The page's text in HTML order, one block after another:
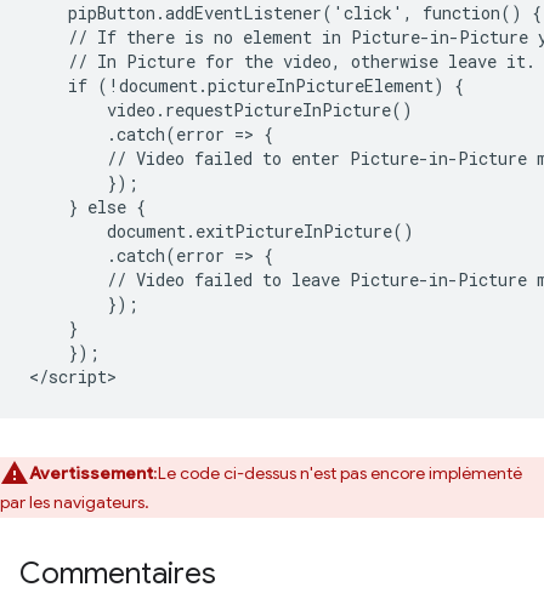
    pipButton.addEventListener('click', function() {
// If there is no element in Picture-in-Picture
    // In Picture for the video, otherwise leave it.
    if (!document.pictureInPictureElement) {
        video.requestPictureInPicture()
        .catch(error => {
// Video failed to enter Picture-in-Picture
        });
    } else {
        document.exitPictureInPicture()
        .catch(error => {
// Video failed to leave Picture-in-Picture
        });
    }
    });
Avertissement:Le code ci-dessus n'est pas encore implémenté
par les navigateurs.
Commentaires